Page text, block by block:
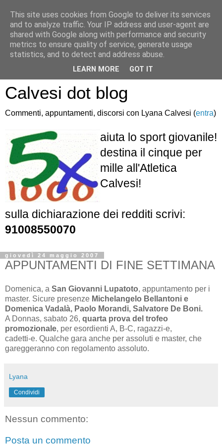
Atletica Sandro
Calvesi dot blog
Commenti, appuntamenti, discorsi con Lyana Calvesi (entra)
aiuta lo sport giovanile!
destina il cinque per
mille all'Atletica
Calvesi!
sulla dichiarazione dei redditi scrivi:
91008550070
giovedì 24 maggio 2007
APPUNTAMENTI DI FINE SETTIMANA
Domenica, a San Giovanni Lupatoto, appuntamento per i
master. Sicure presenze Michelangelo Bellantoni e
Domenica Vadalà, Paolo Morandi, Salvatore De Boni.
A Donnas, sabato 26, quarta prova del trofeo
promozionale, per esordienti A, B-C, ragazzi-e,
cadetti-e. Qualche gara anche per assoluti e master, che
gareggeranno con regolamento assoluto.
Lyana
Condividi
Nessun commento:
Posta un commento
This site uses cookies from Google to deliver its services
and to analyze traffic. Your IP address and user-agent are
shared with Google along with performance and security
metrics to ensure quality of service, generate usage
statistics, and to detect and address abuse.
LEARN MORE GOT IT